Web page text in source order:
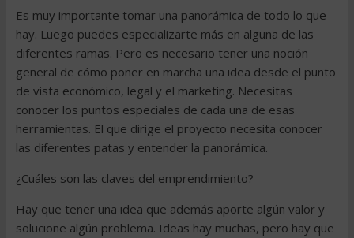
Es muy importante tomar una panorámica de todo lo que
hay. Luego puedes especializarte más en alguna de las
diferentes ramas. Pero es necesario tener una noción
general de cómo poner en marcha una idea desde el punto
de vista económico, legal y el marketing. Necesitas
conocer los puntos especiales de cada una de esas
herramientas. El que dirige el proyecto necesita conocer
las diferentes patas y entender la panorámica.
¿Cuáles son las claves del emprendimiento?
Hay que tener una idea que además aporte algún valor y
solucione algún problema. Ideas hay muchas, pero hay que